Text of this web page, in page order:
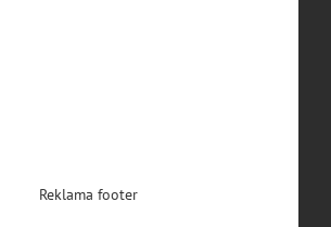
Reklama footer